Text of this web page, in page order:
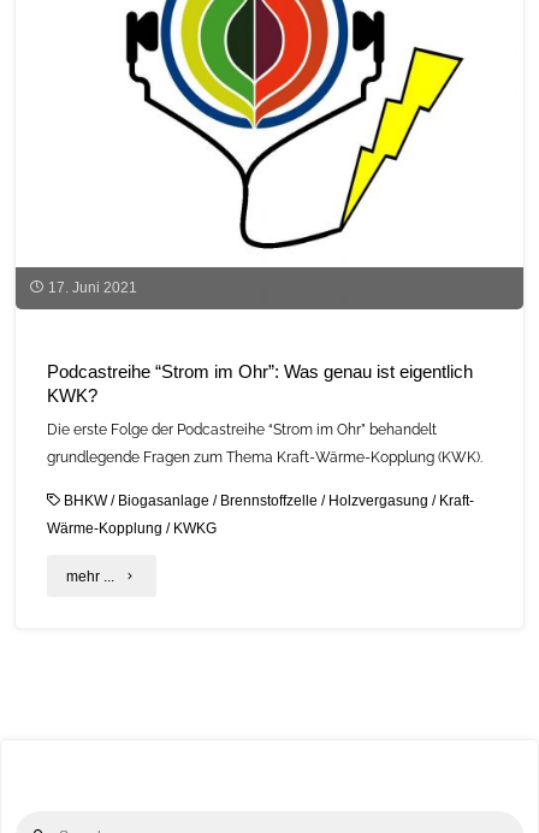
ein
wichtiges
C.A.R.M.E.N.
Symposium"
17. Juni 2021
Podcastreihe “Strom im Ohr”: Was genau ist eigentlich
KWK?
Die erste Folge der Podcastreihe “Strom im Ohr” behandelt
grundlegende Fragen zum Thema Kraft-Wärme-Kopplung (KWK).
BHKW/ Biogasanlage / Brennstoffzelle / Holzvergasung / Kraft-
Wärme-Kopplung / KWKG
mehr ... "Podcastreihe